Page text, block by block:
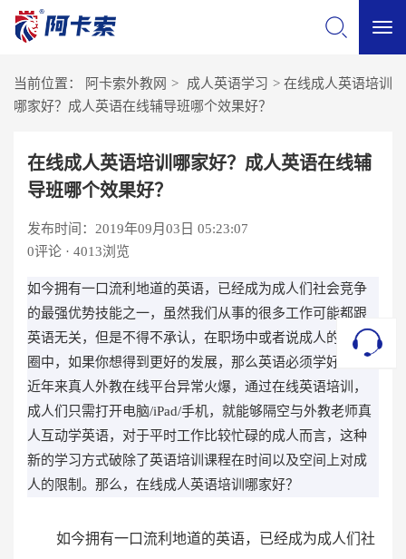
当前位置： 阿卡索外教网 > 成人英语学习 > 在线成人英语培训
哪家好？成人英语在线辅导班哪个效果好？
在线成人英语培训哪家好？成人英语在线辅
导班哪个效果好？
发布时间：2019年09月03日 05:23:07
0评论 · 4013浏览
如今拥有一口流利地道的英语，已经成为成人们社会竞争
的最强优势技能之一，虽然我们从事的很多工作可能都跟
英语无关，但是不得不承认，在职场中或者说成人的交际
圈中，如果你想得到更好的发展，那么英语必须学好。而
近年来真人外教在线平台异常火爆，通过在线英语培训，
成人们只需打开电脑/iPad/手机，就能够隔空与外教老师真
人互动学英语，对于平时工作比较忙碌的成人而言，这种
新的学习方式破除了英语培训课程在时间以及空间上对成
人的限制。那么，在线成人英语培训哪家好？
如今拥有一口流利地道的英语，已经成为成人们社